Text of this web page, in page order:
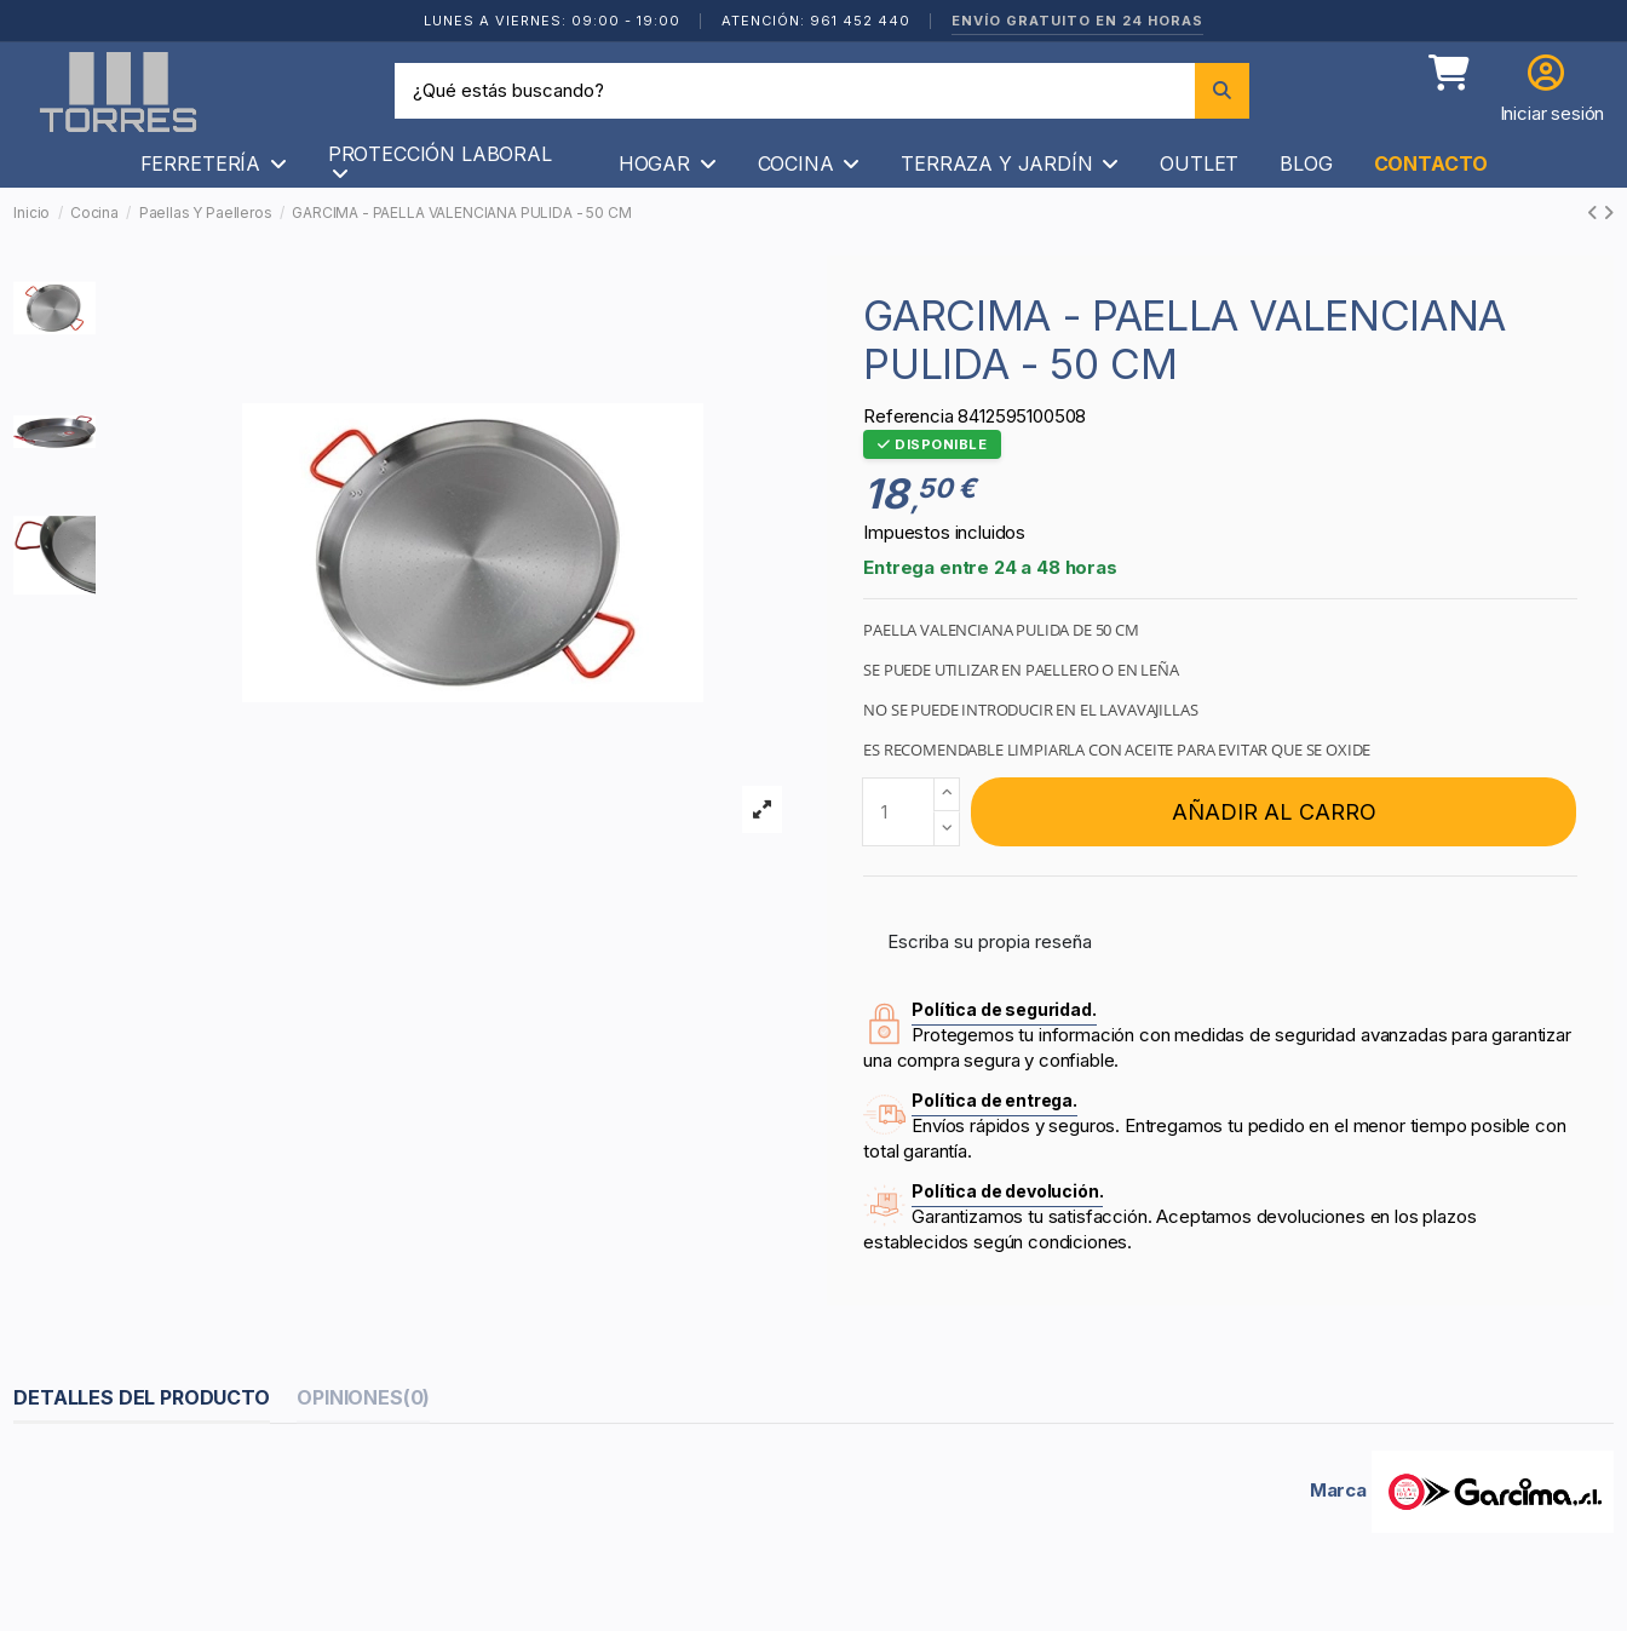
LUNES A VIERNES: 09:00 - 19:00 ATENCIÓN: 961 452 440 ENVÍO GRATUITO EN 24 HORAS
Iniciar sesión
FERRETERÍA PROTECCIÓN LABORAL HOGAR COCINA TERRAZA Y JARDÍN OUTLET BLOG CONTACTO
Inicio Cocina Paellas Y Paelleros GARCIMA - PAELLA VALENCIANA PULIDA - 50 CM
GARCIMA - PAELLA VALENCIANA
PULIDA - 50 CM
Referencia 8412595100508
DISPONIBLE
18,50 €
Impuestos incluidos
Entrega entre 24 a 48 horas
PAELLA VALENCIANA PULIDA DE 50 CM
SE PUEDE UTILIZAR EN PAELLERO O EN LEÑA
NO SE PUEDE INTRODUCIR EN EL LAVAVAJILLAS
ES RECOMENDABLE LIMPIARLA CON ACEITE PARA EVITAR QUE SE OXIDE
AÑADIR AL CARRO
Escriba su propia reseña
Política de seguridad.
Protegemos tu información con medidas de seguridad avanzadas para garantizar
una compra segura y confiable.
Política de entrega.
Envíos rápidos y seguros. Entregamos tu pedido en el menor tiempo posible con
total garantía.
Política de devolución.
Garantizamos tu satisfacción. Aceptamos devoluciones en los plazos
establecidos según condiciones.
DETALLES DEL PRODUCTO OPINIONES(0)
Marca